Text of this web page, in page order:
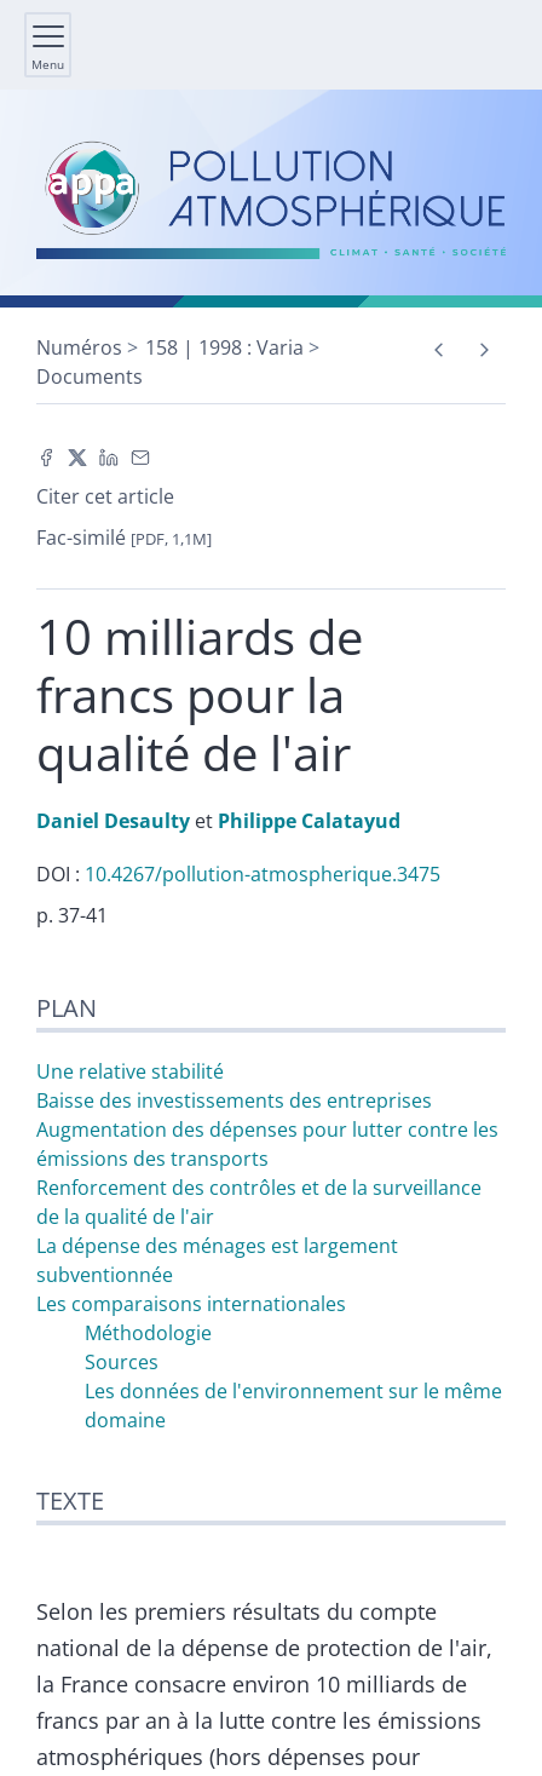
Menu
Numéros
158 | 1998 : Varia
Documents
Citer cet article
Fac-similé [PDF, 1,1M]
10 milliards de
francs pour la
qualité de l'air
Daniel Desaulty et Philippe Calatayud
DOI : 10.4267/pollution-atmospherique.3475
p. 37-41
Texte
Illustrations
Citer cet article
Auteurs
PLAN
Une relative stabilité
Baisse des investissements des entreprises
Augmentation des dépenses pour lutter contre les
émissions des transports
Renforcement des contrôles et de la surveillance
de la qualité de l'air
La dépense des ménages est largement
subventionnée
Les comparaisons internationales
Méthodologie
Sources
Les données de l'environnement sur le même
domaine
TEXTE
Selon les premiers résultats du compte
national de la dépense de protection de l'air,
la France consacre environ 10 milliards de
francs par an à la lutte contre les émissions
atmosphériques (hors dépenses pour